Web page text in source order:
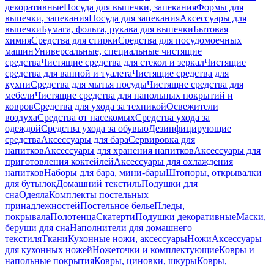
декоративныеПосуда для выпечки, запеканияФормы для
выпечки, запеканияПосуда для запеканияАксессуары для
выпечкиБумага, фольга, рукава для выпечкиБытовая
химияСредства для стиркиСредства для посудомоечных
машинУниверсальные, специальные чистящие
средстваЧистящие средства для стекол и зеркалЧистящие
средства для ванной и туалетаЧистящие средства для
кухниСредства для мытья посудыЧистящие средства для
мебелиЧистящие средства для напольных покрытий и
ковровСредства для ухода за техникойОсвежители
воздухаСредства от насекомыхСредства ухода за
одеждойСредства ухода за обувьюДезинфицирующие
средстваАксессуары для бараСервировка для
напитковАксессуары для хранения напитковАксессуары для
приготовления коктейлейАксессуары для охлаждения
напитковНаборы для бара, мини-барыШтопоры, открывалки
для бутылокДомашний текстильПодушки для
снаОдеялаКомплекты постельных
принадлежностейПостельное бельеПледы,
покрывалаПолотенцаСкатертиПодушки декоративныеМаски,
беруши для снаНаполнители для домашнего
текстиляТканиКухонные ножи, аксессуарыНожиАксессуары
для кухонных ножейНожеточки и комплектующиеКовры и
напольные покрытияКовры, циновки, шкурыКовры,